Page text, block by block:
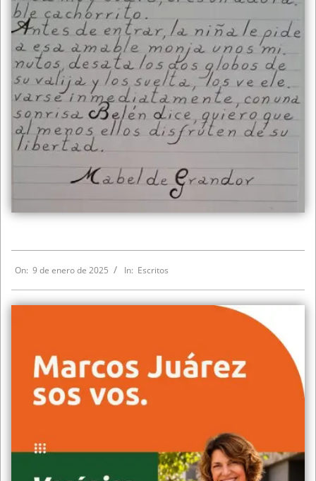
On: 9 de enero de 2025 In: Escritos